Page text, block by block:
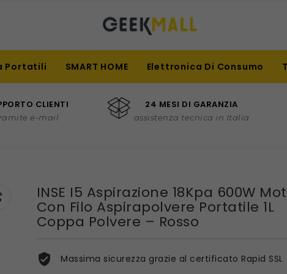
Portatili SMART HOME Elettronica Di Consumo
CLIENTI
e-mail
24 MESI DI GARANZIA
assistenza tecnica in Italia
INSE I5 Aspirazione 18Kpa 600W
Con Filo Aspirapolvere Portatile 1L
Coppa Polvere – Rosso
Massima sicurezza grazie al certificato Rapid SSL